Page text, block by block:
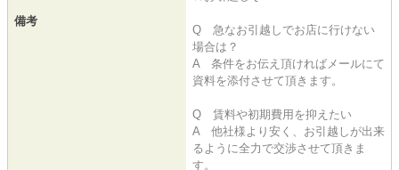
備考
Q 急なお引越しでお店に行けない
場合は？
A 条件をお伝え頂ければメールにて
資料を添付させて頂きます。
Q 賃料や初期費用を抑えたい
A 他社様より安く、お引越しが出来
るように全力で交渉させて頂きま
す。